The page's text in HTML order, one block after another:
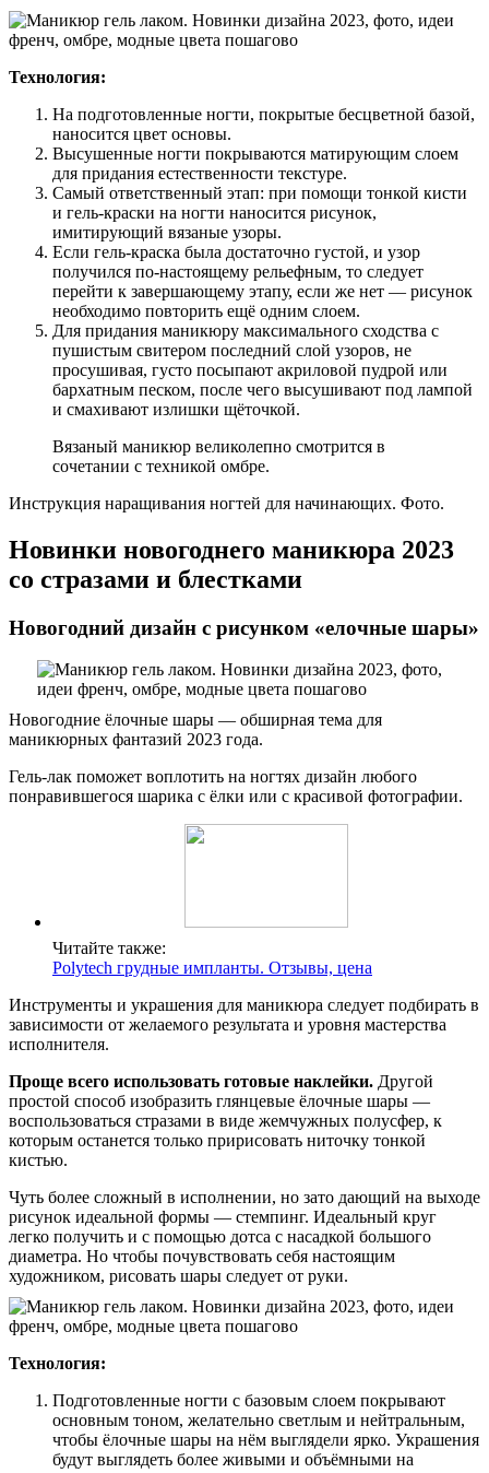
Технология:
На подготовленные ногти, покрытые бесцветной базой,
наносится цвет основы.
Высушенные ногти покрываются матирующим слоем
для придания естественности текстуре.
Самый ответственный этап: при помощи тонкой кисти
и гель-краски на ногти наносится рисунок,
имитирующий вязаные узоры.
Если гель-краска была достаточно густой, и узор
получился по-настоящему рельефным, то следует
перейти к завершающему этапу, если же нет — рисунок
необходимо повторить ещё одним слоем.
Для придания маникюру максимального сходства с
пушистым свитером последний слой узоров, не
просушивая, густо посыпают акриловой пудрой или
бархатным песком, после чего высушивают под лампой
и смахивают излишки щёточкой.
Вязаный маникюр великолепно смотрится в
сочетании с техникой омбре.
Инструкция наращивания ногтей для начинающих. Фото.
Новинки новогоднего маникюра 2023
со стразами и блестками
Новогодний дизайн с рисунком «елочные шары»
Новогодние ёлочные шары — обширная тема для
маникюрных фантазий 2023 года.
Гель-лак поможет воплотить на ногтях дизайн любого
понравившегося шарика с ёлки или с красивой фотографии.
Читайте также:
Polytech грудные импланты. Отзывы, цена
Инструменты и украшения для маникюра следует подбирать в
зависимости от желаемого результата и уровня мастерства
исполнителя.
Проще всего использовать готовые наклейки. Другой
простой способ изобразить глянцевые ёлочные шары —
воспользоваться стразами в виде жемчужных полусфер, к
которым останется только пририсовать ниточку тонкой
кистью.
Чуть более сложный в исполнении, но зато дающий на выходе
рисунок идеальной формы — стемпинг. Идеальный круг
легко получить и с помощью дотса с насадкой большого
диаметра. Но чтобы почувствовать себя настоящим
художником, рисовать шары следует от руки.
Технология:
Подготовленные ногти с базовым слоем покрывают
основным тоном, желательно светлым и нейтральным,
чтобы ёлочные шары на нём выглядели ярко. Украшения
будут выглядеть более живыми и объёмными на